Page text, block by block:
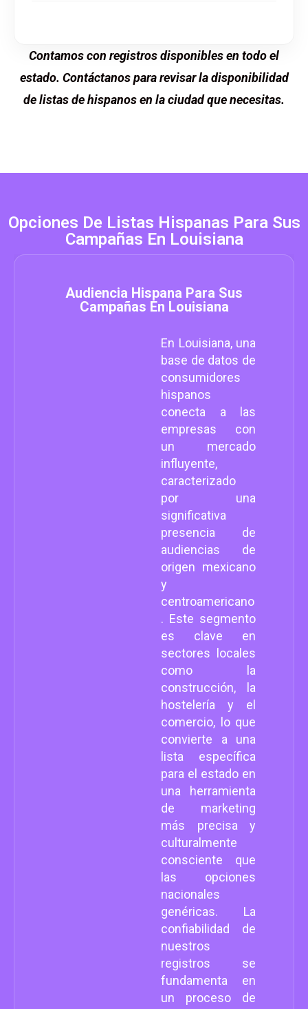
Contamos con registros disponibles en todo el
estado. Contáctanos para revisar la disponibilidad
de listas de hispanos en la ciudad que necesitas.
Opciones De Listas Hispanas Para Sus
Campañas En Louisiana
Audiencia Hispana Para Sus
Campañas En Louisiana
En Louisiana, una
base de datos de
consumidores
hispanos
conecta a las
empresas con
un mercado
influyente,
caracterizado
por una
significativa
presencia de
audiencias de
origen mexicano
y
centroamericano
. Este segmento
es clave en
sectores locales
como la
construcción, la
hostelería y el
comercio, lo que
convierte a una
lista específica
para el estado en
una herramienta
de marketing
más precisa y
culturalmente
consciente que
las opciones
nacionales
genéricas. La
confiabilidad de
nuestros
registros se
fundamenta en
un proceso de